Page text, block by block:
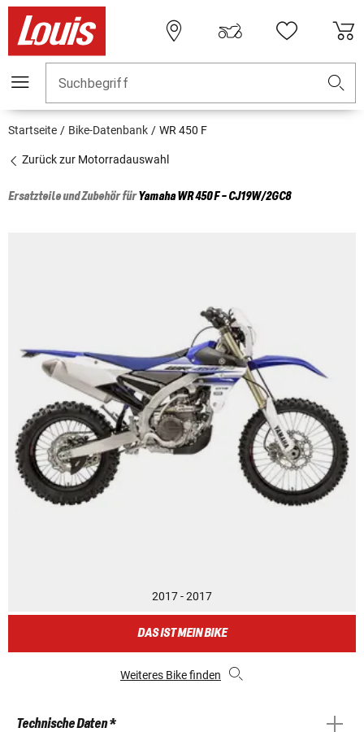
Suchbegriff
Startseite Bike-Datenbank WR 450 F
Zurück zur Motorradauswahl
Ersatzteile und Zubehör fürYamahaWR 450 F - CJ19W/2GC8
2017 - 2017
DAS IST MEIN BIKE
Weiteres Bike finden
Technische Daten *